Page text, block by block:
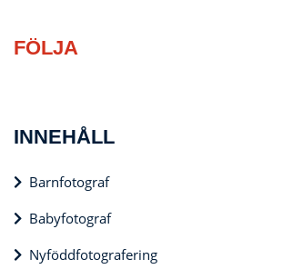
FÖLJA
INNEHÅLL
Barnfotograf
Babyfotograf
Nyföddfotografering